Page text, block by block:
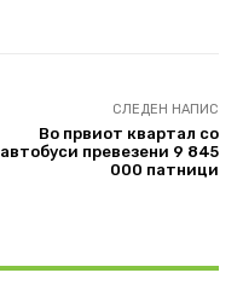
СЛЕДЕН НАПИС
Во првиот квартал со
автобуси превезени 9 845
000 патници